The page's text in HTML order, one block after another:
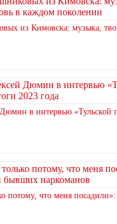
из Кимовска: музыка,
в интервью «Тульской
потому, что меня